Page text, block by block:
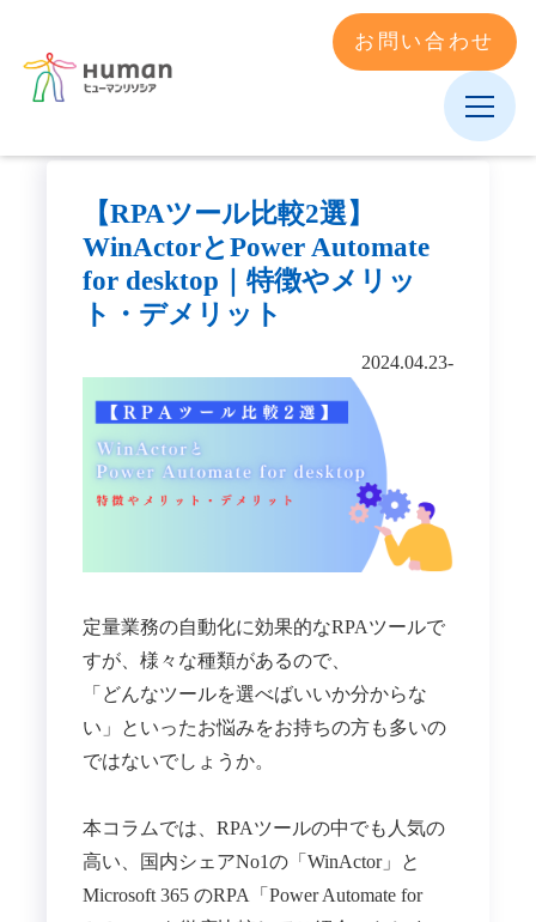
お問い合わせ
【RPAツール比較2選】
WinActorとPower Automate
for desktop｜特徴やメリッ
ト・デメリット
2024.04.23‐
定量業務の自動化に効果的なRPAツールで
すが、様々な種類があるので、
「どんなツールを選べばいいか分からな
い」といったお悩みをお持ちの方も多いの
ではないでしょうか。
本コラムでは、RPAツールの中でも人気の
高い、国内シェアNo1の「WinActor」と
Microsoft 365 のRPA「Power Automate for